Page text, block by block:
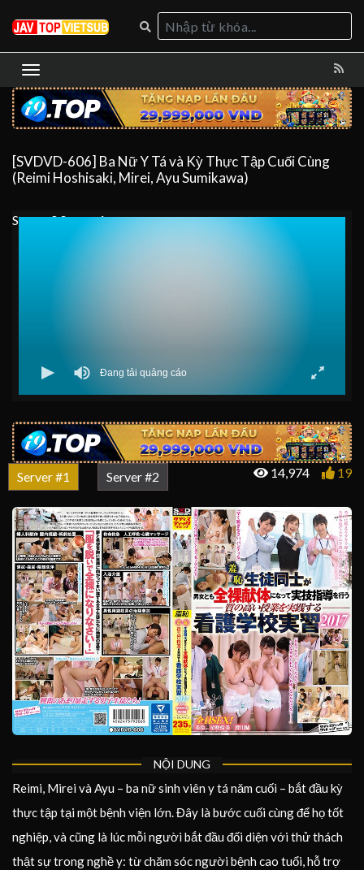
[SVDVD-606] Ba Nữ Y Tá và Kỳ Thực Tập Cuối Cùng
(Reimi Hoshisaki, Mirei, Ayu Sumikawa)
Server 0Server 1
Server #1 Server #2 14,974 19
NỘI DUNG
Reimi, Mirei và Ayu – ba nữ sinh viên y tá năm cuối – bắt đầu kỳ
thực tập tại một bệnh viện lớn. Đây là bước cuối cùng để họ tốt
nghiệp, và cũng là lúc mỗi người bắt đầu đối diện với thử thách
thật sự trong nghề y: từ chăm sóc người bệnh cao tuổi, hỗ trợ